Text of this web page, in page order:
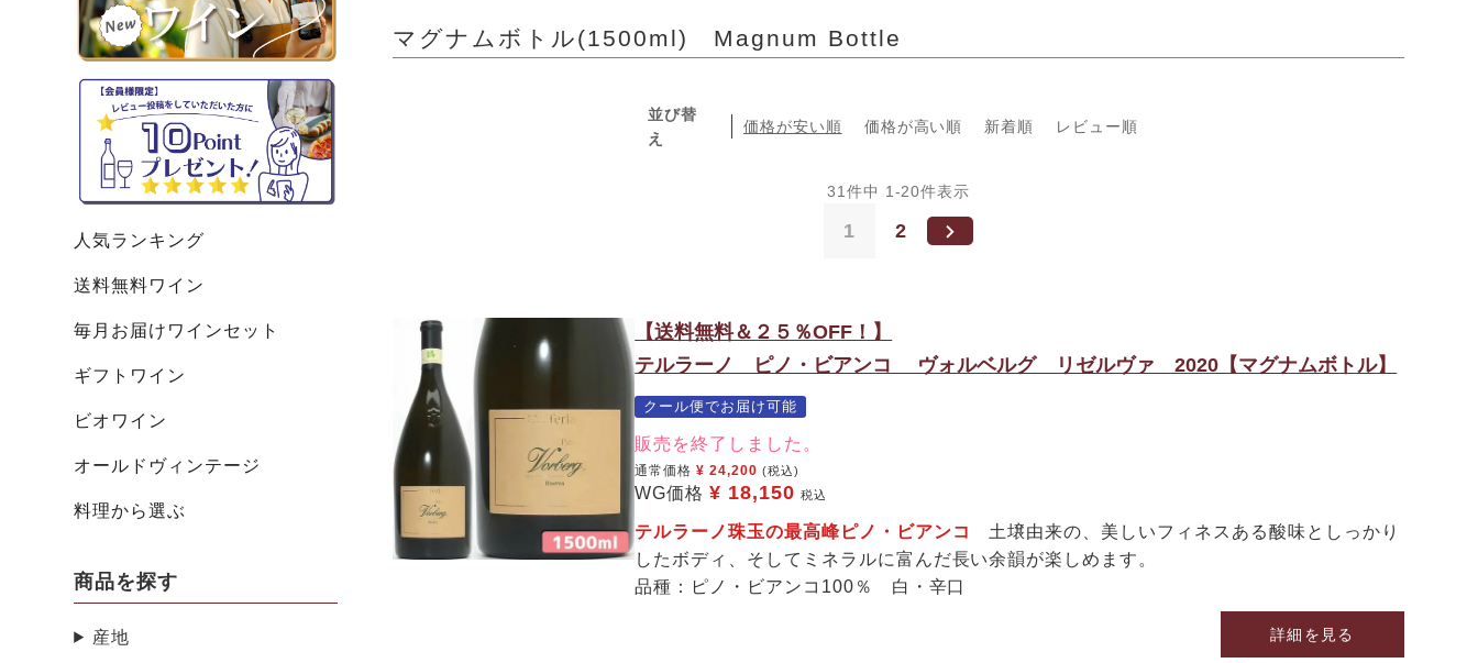
人気ランキング
送料無料ワイン
毎月お届けワインセット
ギフトワイン
ビオワイン
オールドヴィンテージ
料理から選ぶ
商品を探す
産地
マグナムボトル(1500ml) Magnum Bottle
並び替
え
価格が安い順 価格が高い順 新着順 レビュー順
31 件中 1 -20件表示
1 2
【送料無料＆２５％OFF！】
テルラーノ ピノ・ビアンコ ヴォルベルグ リゼルヴァ 2020【マグナムボトル】
クール便でお届け可能
販売を終了しました。
通常価格 ¥ 24,200 (税込)
WG価格 ¥ 18,150 税込
テルラーノ珠玉の最高峰ピノ・ビアンコ 土壌由来の、美しいフィネスある酸味としっかり
したボディ、そしてミネラルに富んだ長い余韻が楽しめます。
品種：ピノ・ビアンコ100％ 白・辛口
詳細を見る